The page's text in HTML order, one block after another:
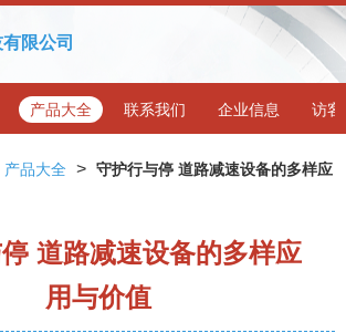
限公司
产品大全 联系我们 企业信息 访客
产品大全 > 守护行与停 道路减速设备的多样应
道路减速设备的多样应
用与价值